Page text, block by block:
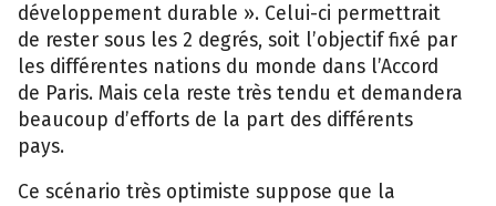
développement durable ». Celui-ci permettrait
de rester sous les 2 degrés, soit l’objectif fixé par
les différentes nations du monde dans l’Accord
de Paris. Mais cela reste très tendu et demandera
beaucoup d’efforts de la part des différents
pays.
Ce scénario très optimiste suppose que la